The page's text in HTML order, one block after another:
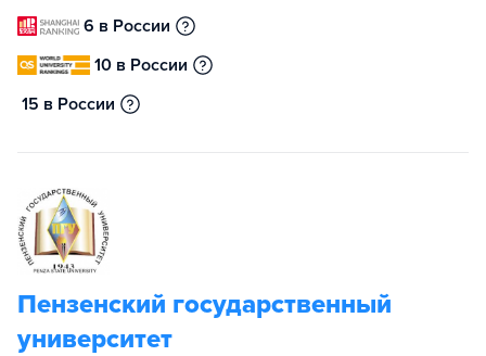
6 в России
10 в России
15 в России
Пензенский государственный
университет